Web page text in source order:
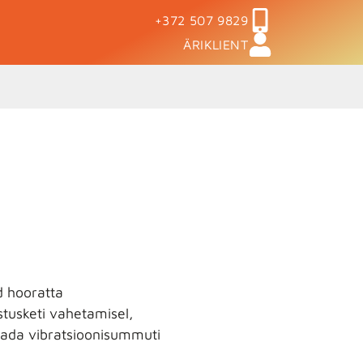
+372 507 9829
ÄRIKLIENT
hooratta
vahetamisel,
vibratsioonisummuti